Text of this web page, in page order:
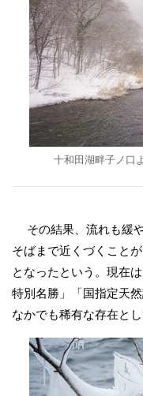
十和田湖畔子ノ口
その結果、流れも緩
そばまで近くづくこと
となったという。現在
特別名勝」「国指定天
なかでも稀有な存在と